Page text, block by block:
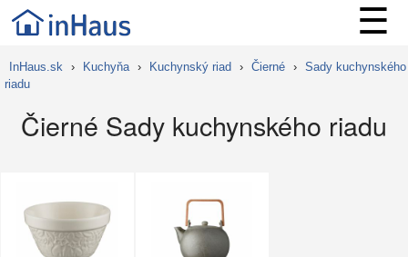
☰
InHaus.sk › Kuchyňa › Kuchynský riad › Čierné › Sady kuchynského
riadu
Čierné Sady kuchynského riadu